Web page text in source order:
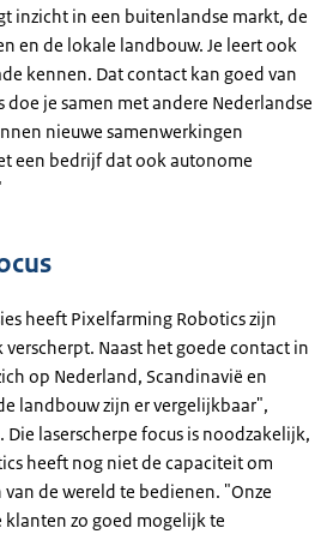
inzicht in een buitenlandse markt, de
en de lokale landbouw. Je leert ook
kennen. Dat contact kan goed van
doe je samen met andere Nederlandse
nieuwe samenwerkingen
een bedrijf dat ook autonome
heeft Pixelfarming Robotics zijn
Naast het goede contact in
op Nederland, Scandinavië en
landbouw zijn er vergelijkbaar",
laserscherpe focus is noodzakelijk,
heeft nog niet de capaciteit om
de wereld te bedienen. "Onze
zo goed mogelijk te